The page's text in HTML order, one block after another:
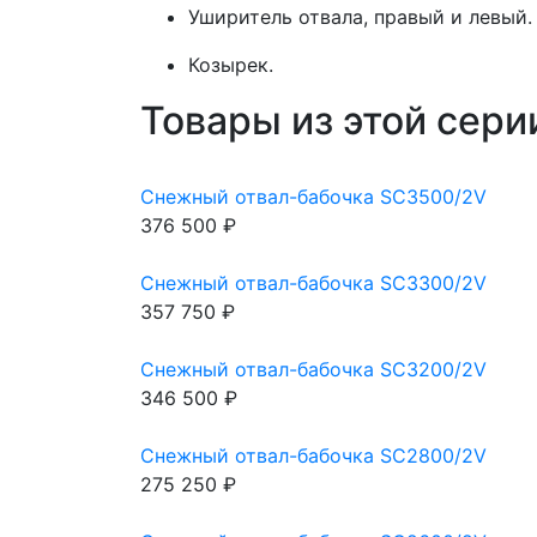
Уширитель отвала, правый и левый.
Козырек.
Товары из этой
Снежный отвал-бабочка SC3500/2V
376 500 ₽
Снежный отвал-бабочка SC3300/2V
357 750 ₽
Снежный отвал-бабочка SC3200/2V
346 500 ₽
Снежный отвал-бабочка SC2800/2V
275 250 ₽